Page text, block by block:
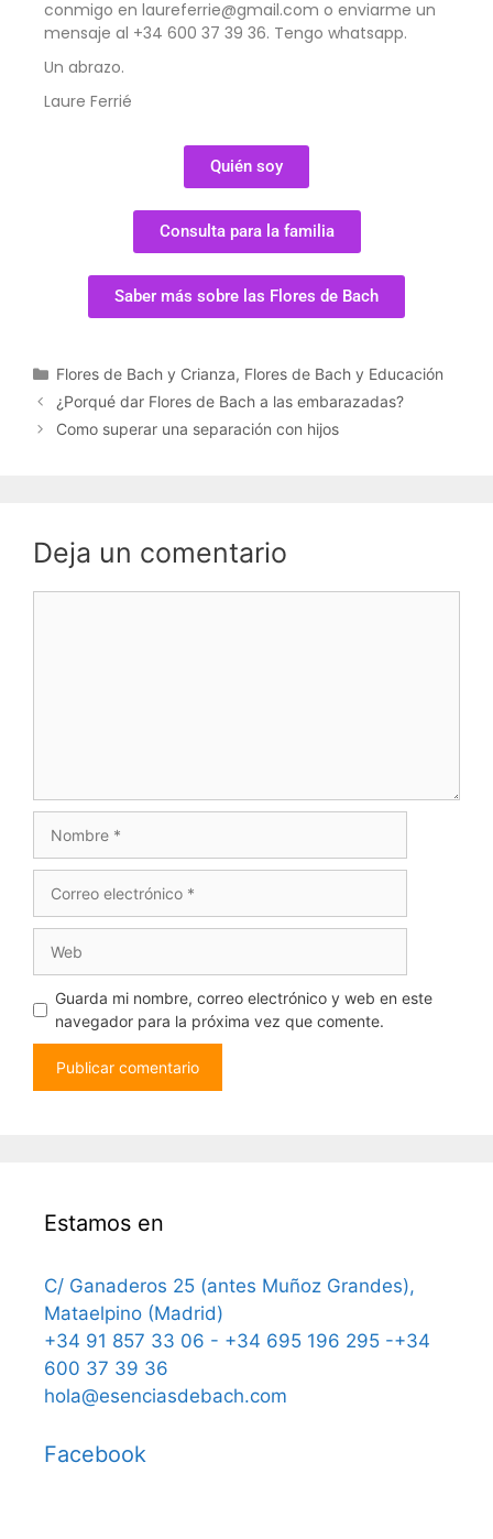
conmigo en laureferrie@gmail.com o enviarme un
mensaje al +34 600 37 39 36. Tengo whatsapp.
Un abrazo.
Laure Ferrié
Quién soy
Consulta para la familia
Saber más sobre las Flores de Bach
Flores de Bach y Crianza, Flores de Bach y Educación
¿Porqué dar Flores de Bach a las embarazadas?
Como superar una separación con hijos
Deja un comentario
Guarda mi nombre, correo electrónico y web en este
navegador para la próxima vez que comente.
Estamos en
C/ Ganaderos 25 (antes Muñoz Grandes),
Mataelpino (Madrid)
+34 91 857 33 06 - +34 695 196 295 -+34
600 37 39 36
hola@esenciasdebach.com
Facebook